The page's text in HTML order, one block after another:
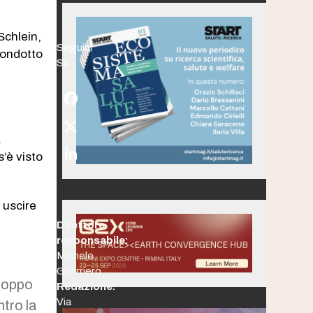
visto
uscire
la
Seguici
Su:
Facebook
Twitter
(deprecated)
LinkedIn
Direttore
responsabile:
Michele
Guerriero
Redazione:
Via